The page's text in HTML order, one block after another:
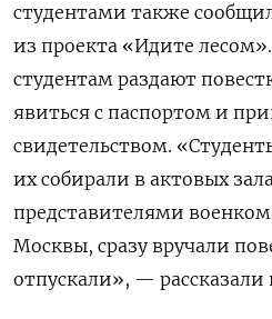
студентами также
из проекта «Идите
студентам раздают
явиться с паспортом и
свидетельством.
их собирали в актовых
представителями
Москвы, сразу вручали
отпускали», —